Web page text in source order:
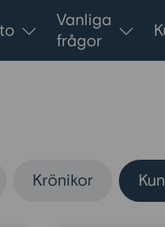
Vanliga
frågor
Krönikor